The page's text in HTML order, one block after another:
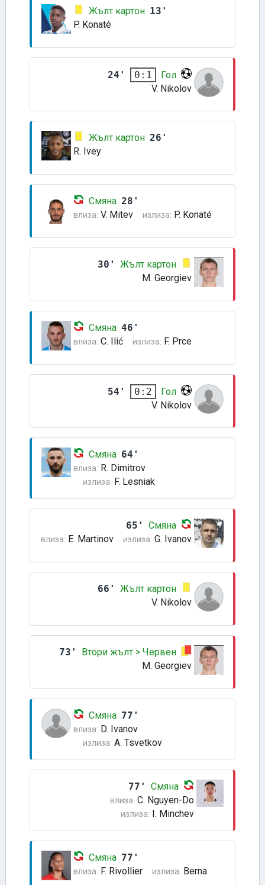
Жълт картон 13'
P. Konaté
24' 0:1
Гол
V. Nikolov
Жълт картон 26'
R. Ivey
Смяна 28'
влиза: V. Mitev излиза: P. Konaté
30'
Жълт картон
M. Georgiev
Смяна 46'
влиза: C. Ilić излиза: F. Prce
54' 0:2
Гол
V. Nikolov
Смяна 64'
влиза: R. Dimitrov
излиза: F. Lesniak
65' Смяна
влиза: E. Martinov излиза: G. Ivanov
66'
Жълт картон
V. Nikolov
73'
Втори жълт > Червен
M. Georgiev
Смяна 77'
влиза: D. Ivanov
излиза: A. Tsvetkov
77' Смяна
влиза: C. Nguyen-Do
излиза: I. Minchev
Смяна 77'
влиза: F. Rivollier излиза: Berna